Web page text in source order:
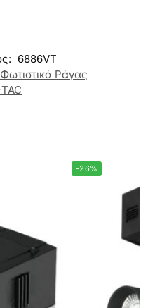
6886VT
Ράγας
-26%